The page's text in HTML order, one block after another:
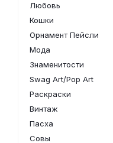
Любовь
Кошки
Орнамент Пейсли
Мода
Знаменитости
Swag Art/Pop Art
Раскраски
Винтаж
Пасха
Совы